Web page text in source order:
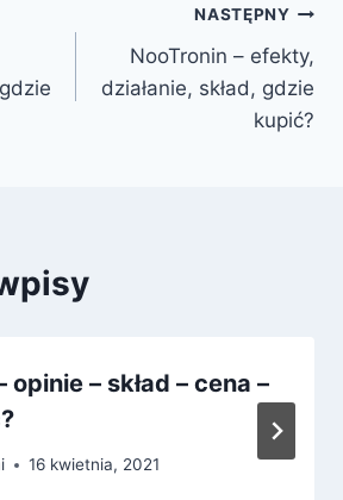
NASTĘPNY
NooTronin – efekty,
działanie, skład, gdzie
kupić?
opinie – skład – cena –
16 kwietnia, 2021